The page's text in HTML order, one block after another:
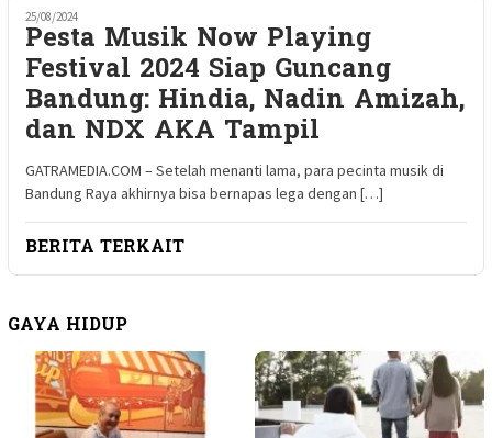
25/08/2024
Pesta Musik Now Playing
Festival 2024 Siap Guncang
Bandung: Hindia, Nadin Amizah,
dan NDX AKA Tampil
GATRAMEDIA.COM – Setelah menanti lama, para pecinta musik di
Bandung Raya akhirnya bisa bernapas lega dengan […]
BERITA TERKAIT
GAYA HIDUP